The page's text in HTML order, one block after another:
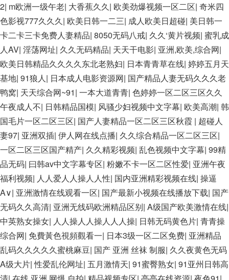
2| m欧洲一级午老| 大香蕉久久| 欧美劲爆视频一区二区| 奇米四
色影视777久久久| 欧美日韩一二三| 成人欧美日超碰| 美日韩一
卡二卡三卡免费人妻精品| 8050无码八戒| 久久‘黄片视频| 蜜乳成
人AV| 淫荡网址| 久久无码精品| 天天干电影| 亚洲,欧美,综合网|
欧美日韩精品久久久久东北老熟妇| 日本青青草在线| 婷婷五月天
基地| 91狼人| 日本成人电影资源网| 国产精品人妻无码久久久老
鸭窝| 天天综合网~91| 一本大道青青| 色婷婷一区二区三区久久
午夜成人不| 日韩精品国模| 风骚少妇视频中文字幕| 欧美高潮| 韩
国毛片一区二区三区| 国产人妻精品一区二区三区秋霞 | 超碰人
妻97| 亚洲双插| 伊人网在线点播| 久久综合精品一区二区三区|
一区二区三区国产精产| 久久精彩视频| 乱色视频中文字幕| 99精
品无码| 曰韩av中文字幕专区| 粉嫩不卡一区二区性爱| 亚洲午夜
福利视频| 人人爱人人操人人性| 国内亚洲精彩视频在线| 操逼
A∨| 亚洲激情在线观看一区| 国产最新小视频在线播放下载| 国产
无码久久高清| 亚洲无线码欧洲精品区别| A级国产欧美激情在线|
中英熟女操女| 人人操人人操人人人操| 日韩无码黄色片| 青青操
综合网| 免費黃色視頻觀看一| 日本3级一区二区免费| 亚洲精品
乱码久久久久久蜜桃麻豆| 国产 亚洲 丝袜 制服| 久久夜黄色无码
A级大片|性爱乱伦网址| 五月激情天| 91蜜臀熟女| 91亚州日韩高